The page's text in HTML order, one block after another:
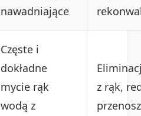
nawadniające
Częste i
dokładne
mycie rąk
wodą z
z rąk,